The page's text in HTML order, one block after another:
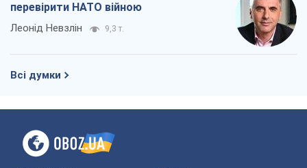
перевірити НАТО війною
Леонід Невзлін 9,3 т.
Всі думки